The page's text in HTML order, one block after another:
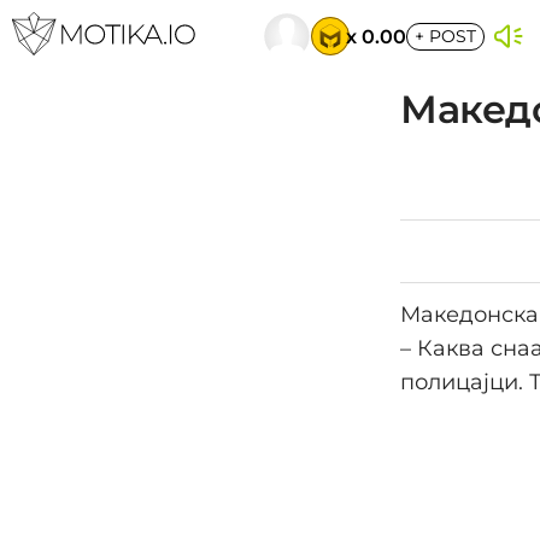
x 0.00 + POST
– Каква
полицајци.